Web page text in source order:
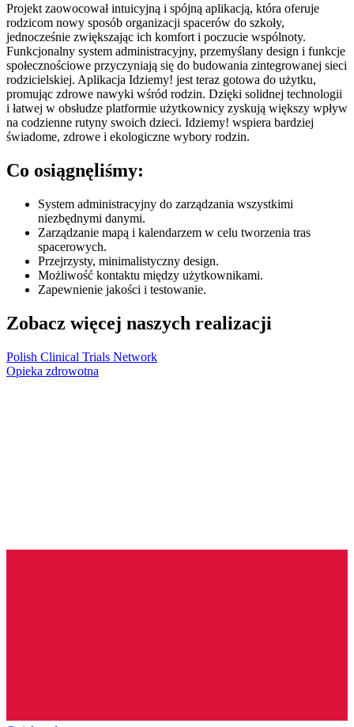
Projekt zaowocował intuicyjną i spójną aplikacją, która oferuje
rodzicom nowy sposób organizacji spacerów do szkoły,
jednocześnie zwiększając ich komfort i poczucie wspólnoty.
Funkcjonalny system administracyjny, przemyślany design i funkcje
społecznościowe przyczyniają się do budowania zintegrowanej sieci
rodzicielskiej. Aplikacja Idziemy! jest teraz gotowa do użytku,
promując zdrowe nawyki wśród rodzin. Dzięki solidnej technologii
i łatwej w obsłudze platformie użytkownicy zyskują większy wpływ
na codzienne rutyny swoich dzieci. Idziemy! wspiera bardziej
świadome, zdrowe i ekologiczne wybory rodzin.
Co osiągnęliśmy:
System administracyjny do zarządzania wszystkimi
niezbędnymi danymi.
Zarządzanie mapą i kalendarzem w celu tworzenia tras
spacerowych.
Przejrzysty, minimalistyczny design.
Możliwość kontaktu między użytkownikami.
Zapewnienie jakości i testowanie.
Zobacz więcej naszych realizacji
Polish Clinical Trials Network
Opieka zdrowotna